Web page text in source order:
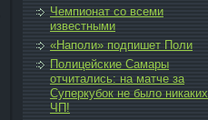
Чемпи­онат со всеми
известными
«Наполи» подпи­шет Поли
Полицейские Самары
отчитались: на матче за
Суперкубок не было никаких
ЧП!